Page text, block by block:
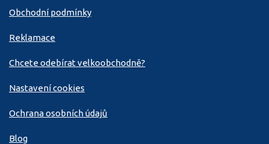
Obchodní podmínky
Reklamace
Chcete odebírat velkoobchodně?
Nastavení cookies
Ochrana osobních údajů
Blog